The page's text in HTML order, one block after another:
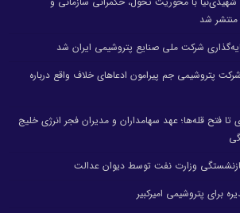
منتشر شد
شرکت ملی صنایع پتروشیمی ایران شد
پتروشیمی جم پیرامون ادعاهای خلاف واقع درباره
تا فتح قله‌ها؛ عهد سهامداران و مدیران فجر انرژی خلیج
وزارت نفت توسط دیوان عدالت
برای پتروشیمی امیرکبیر